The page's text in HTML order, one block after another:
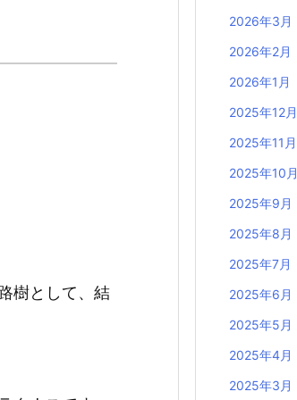
樹として、結
2026年3月
2026年2月
2026年1月
2025年12月
2025年11月
2025年10月
2025年9月
2025年8月
2025年7月
2025年6月
2025年5月
2025年4月
2025年3月